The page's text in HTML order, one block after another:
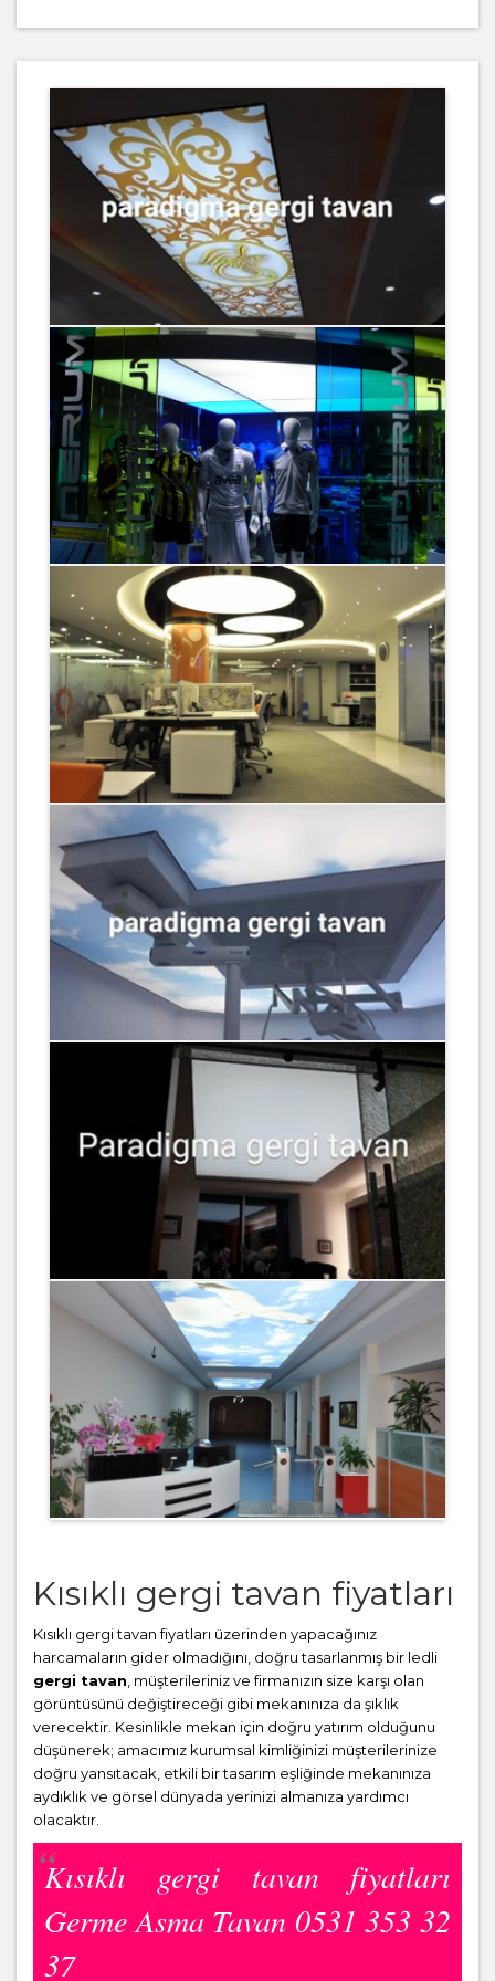
Kısıklı gergi tavan fiyatları
Kısıklı gergi tavan fiyatları üzerinden yapacağınız
harcamaların gider olmadığını, doğru tasarlanmış bir ledli
gergi tavan , müşterileriniz ve firmanızın size karşı olan
görüntüsünü değiştireceği gibi mekanınıza da şıklık
verecektir. Kesinlikle mekan için doğru yatırım olduğunu
düşünerek; amacımız kurumsal kimliğinizi müşterilerinize
doğru yansıtacak, etkili bir tasarım eşliğinde mekanınıza
aydıklık ve görsel dünyada yerinizi almanıza yardımcı
olacaktır.
Kısıklı gergi tavan fiyatları
Germe Asma Tavan 0531 353 32
37